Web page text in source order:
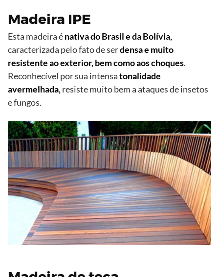
Madeira IPE
Esta madeira énativa do Brasil e da Bolívia,
caracterizada pelo fato de serdensa e muito
resistente ao exterior, bem como aos choques.
Reconhecível por sua intensatonalidade
avermelhada,resiste muito bem a ataques de insetos
e fungos.